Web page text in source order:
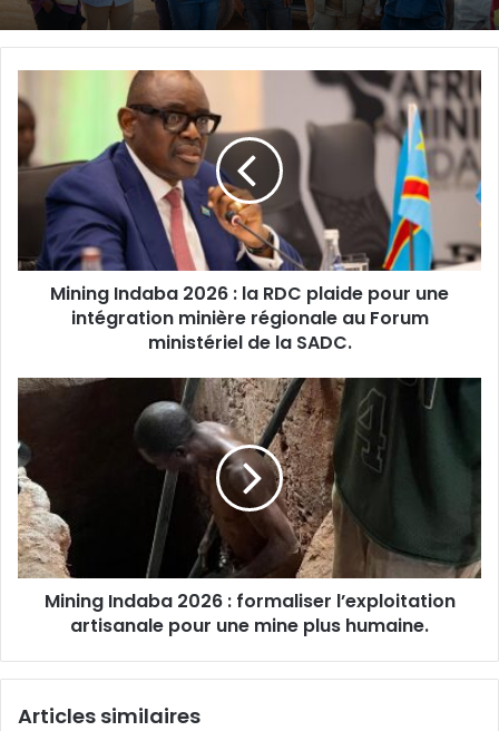
Indaba
2026
:
la
RDC
plaide
une
intégration
Forum
la
SADC.
Mining Indaba 2026 : la RDC plaide pour une
intégration minière régionale au Forum
ministériel de la SADC.
Mining
:
formaliser
l’exploitation
artisanale
pour
une
mineMining Indaba 2026 : formaliser l’exploitation
artisanale pour une mine plus humaine.
Articles similaires